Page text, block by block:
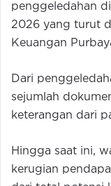
penggeledahan
2026 yang turut
Keuangan
Dari
sejumlah
keterangan dari
Hingga saat ini,
kerugian